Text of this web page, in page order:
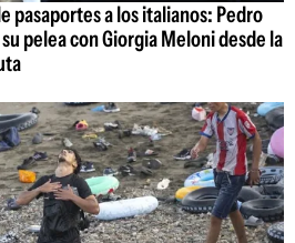
pasaportes a los italianos: Pedro
pelea con Giorgia Meloni desde la